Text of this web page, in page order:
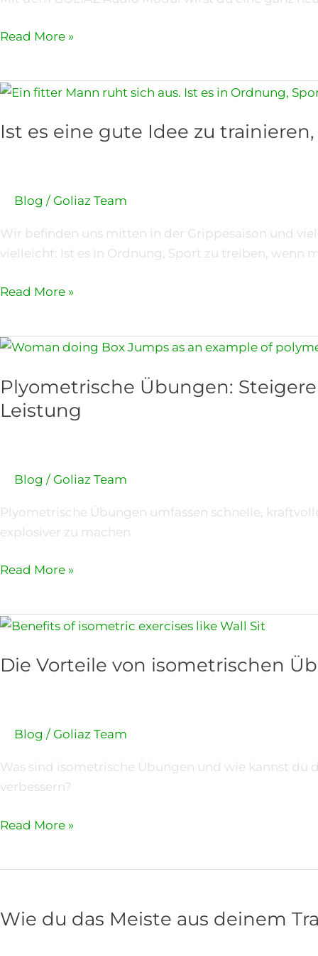
Read More »
Ist es eine gute Idee zu
Blog / Goliaz Team
Wir befinden uns mitten in der Grippesaison und
vielleicht: Ist es in Ordnung, Sport zu treiben, wenn
Ist
eine
trainieren,
wenn
man
ist?
Read More »
Plyometrische Übungen:
Leistung
Blog / Goliaz Team
Plyometrische Übungen umfassen schnelle,
explosiver zu machen
Plyometrische
Steigere
deine
Schnelligkeit
Leistung
Read More »
Die Vorteile von isometrischen
Blog / Goliaz Team
Was sind isometrische Übungen und wie kannst
verbessern?
Die
von
Read More »
Wie du das Meiste aus deinem
das